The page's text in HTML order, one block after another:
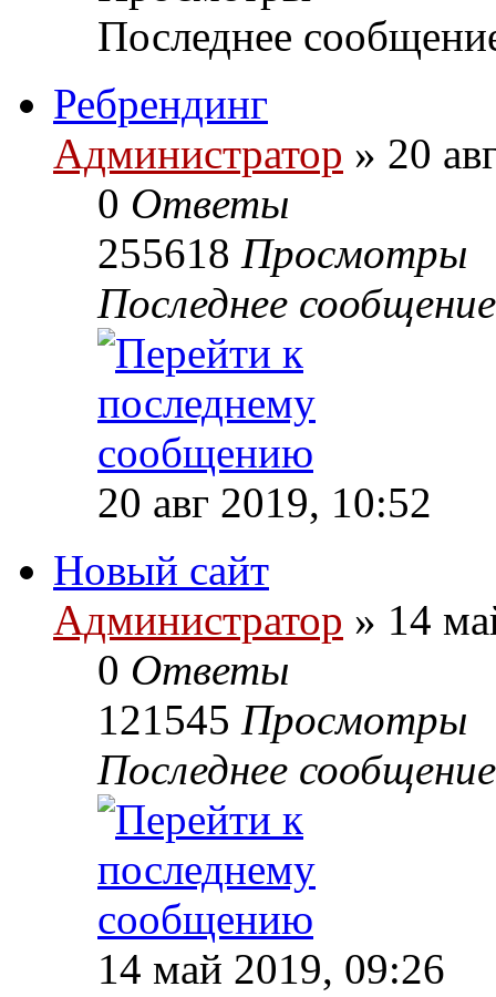
Последнее
Ребрендинг
Администратор » 20
0 Ответы
255618 Просмотры
Последнее сообщение
20 авг 2019, 10:52
Новый сайт
Администратор » 14
0 Ответы
121545 Просмотры
Последнее сообщение
14 май 2019, 09:26